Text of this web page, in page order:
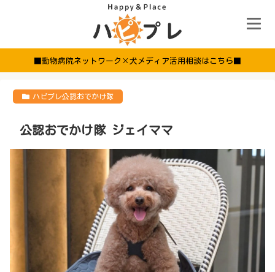
■動物病院ネットワーク×犬メディア活用相談はこちら■
ハピプレ公認おでかけ隊
公認おでかけ隊 ジェイママ